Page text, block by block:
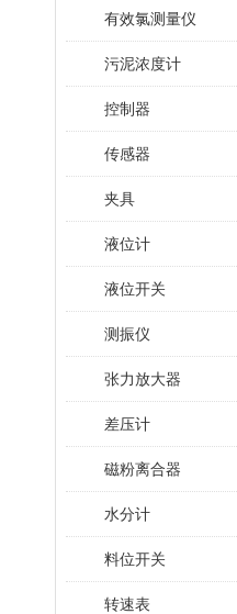
有效氯测量仪
污泥浓度计
控制器
传感器
夹具
液位计
液位开关
测振仪
张力放大器
差压计
磁粉离合器
水分计
料位开关
转速表